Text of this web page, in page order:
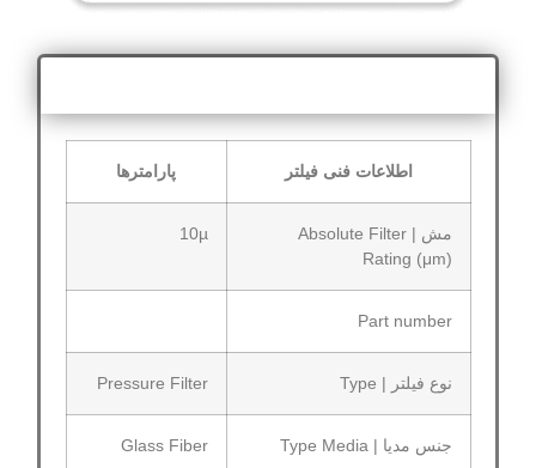
اطلاعات فنی فیلتر پارامترها
مش | Absolute Filter
Rating (μm)
10µ
Part number
نوع فیلتر | Type Pressure Filter
جنس مدیا | Type Media Glass Fiber